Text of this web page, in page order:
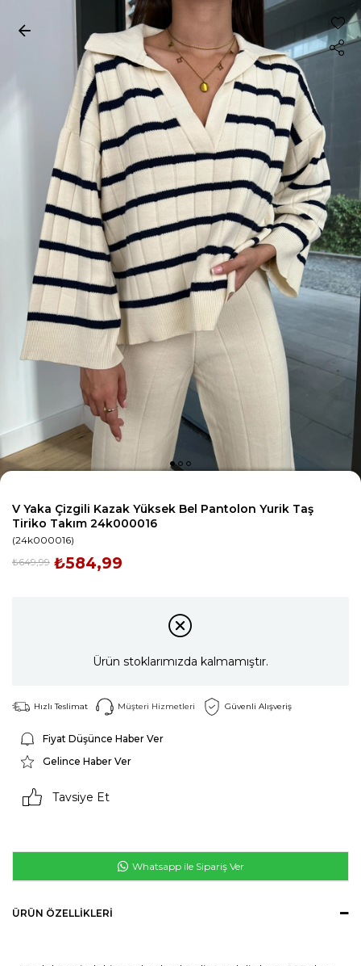
V Yaka Çizgili Kazak Yüksek Bel Pantolon Yurik Taş
Tiriko Takım 24k000016
(24k000016)
₺649,99 ₺584,99
Ürün stoklarımızda kalmamıştır.
Hızlı Teslimat Müşteri Hizmetleri Güvenli Alışveriş
Fiyat Düşünce Haber Ver
Gelince Haber Ver
Tavsiye Et
Whatsapp ile Sipariş Ver
ÜRÜN ÖZELLIKLERI